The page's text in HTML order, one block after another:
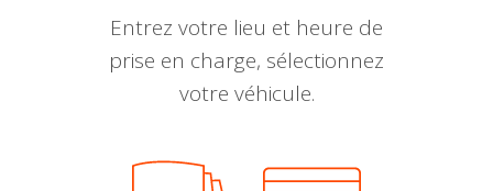
Entrez votre lieu et heure de
prise en charge, sélectionnez
votre véhicule.